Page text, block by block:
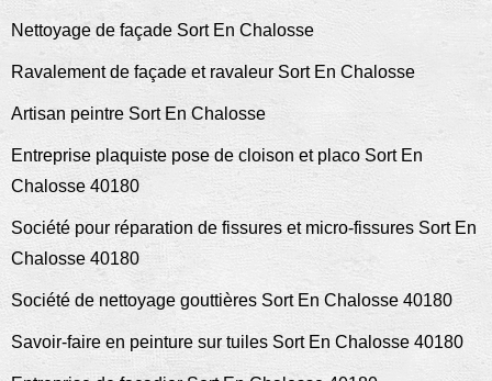
Nettoyage de façade Sort En Chalosse
Ravalement de façade et ravaleur Sort En Chalosse
Artisan peintre Sort En Chalosse
Entreprise plaquiste pose de cloison et placo Sort En
Chalosse 40180
Société pour réparation de fissures et micro-fissures Sort En
Chalosse 40180
Société de nettoyage gouttières Sort En Chalosse 40180
Savoir-faire en peinture sur tuiles Sort En Chalosse 40180